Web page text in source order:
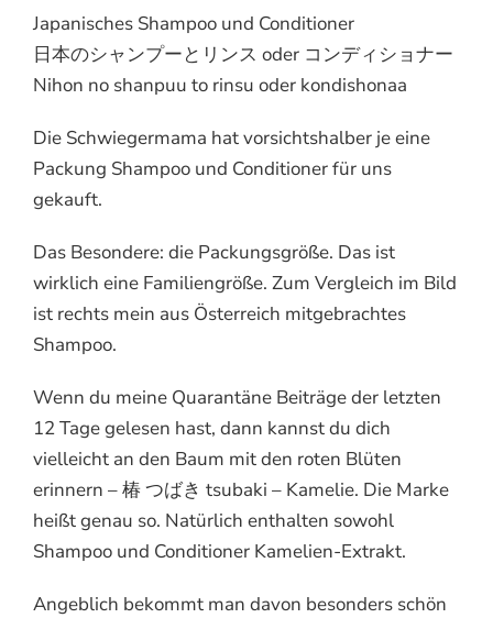
Japanisches Shampoo und Conditioner
日本のシャンプーとリンス oder コンディショナー
Nihon no shanpuu to rinsu oder kondishonaa
Die Schwiegermama hat vorsichtshalber je eine
Packung Shampoo und Conditioner für uns
gekauft.
Das Besondere: die Packungsgröße. Das ist
wirklich eine Familiengröße. Zum Vergleich im Bild
ist rechts mein aus Österreich mitgebrachtes
Shampoo.
Wenn du meine Quarantäne Beiträge der letzten
12 Tage gelesen hast, dann kannst du dich
vielleicht an den Baum mit den roten Blüten
erinnern – 椿 つばき tsubaki – Kamelie. Die Marke
heißt genau so. Natürlich enthalten sowohl
Shampoo und Conditioner Kamelien-Extrakt.
Angeblich bekommt man davon besonders schön